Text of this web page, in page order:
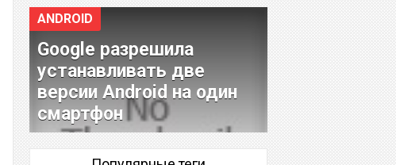
ANDROID
Google разрешила
устанавливать две
версии Android на один
смартфон